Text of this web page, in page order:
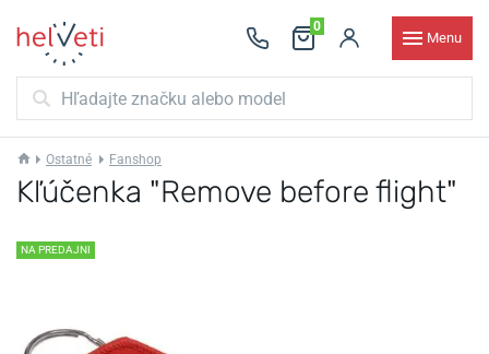
0
Menu
Ostatné Fanshop
Kľúčenka "Remove before flight"
NA PREDAJNI